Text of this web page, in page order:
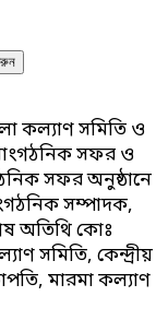
কল্যাণ সমিতি ও
সফর ও
সফর অনুষ্ঠানে
সম্পাদক,
অতিথি কোঃ
সমিতি, কেন্দ্রীয়
মারমা কল্যাণ